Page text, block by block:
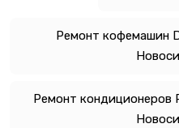
Ремонт кофемашин
Ремонт кондиционеров